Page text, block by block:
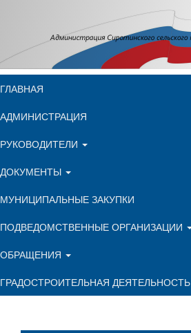
ГЛАВНАЯ
АДМИНИСТРАЦИЯ
РУКОВОДИТЕЛИ
ДОКУМЕНТЫ
МУНИЦИПАЛЬНЫЕ ЗАКУПКИ
ПОДВЕДОМСТВЕННЫЕ ОРГАНИЗАЦИИ
ОБРАЩЕНИЯ
ГРАДОСТРОИТЕЛЬНАЯ ДЕЯТЕЛЬНОСТЬ